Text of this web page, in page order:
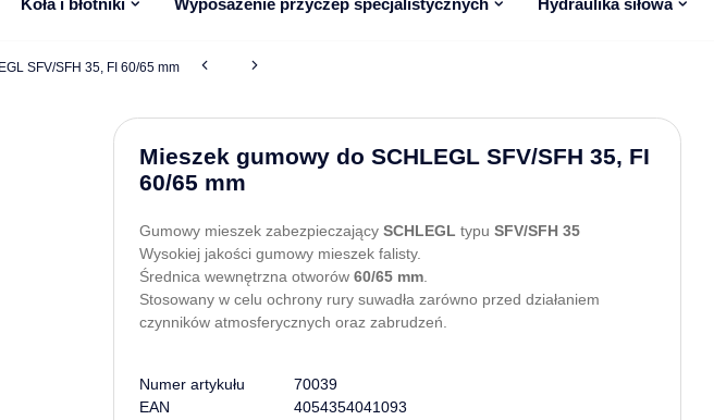
Koła i błotniki Wyposażenie przyczep specjalistycznych Hydraulika siłowa
SFV/SFH 35, FI 60/65 mm
Mieszek gumowy do SCHLEGL SFV/SFH 35, FI
60/65 mm
Gumowy mieszek zabezpieczający SCHLEGL typu SFV/SFH 35
Wysokiej jakości gumowy mieszek falisty.
Średnica wewnętrzna otworów 60/65 mm.
Stosowany w celu ochrony rury suwadła zarówno przed działaniem
czynników atmosferycznych oraz zabrudzeń.
Numer artykułu
70039
EAN
4054354041093